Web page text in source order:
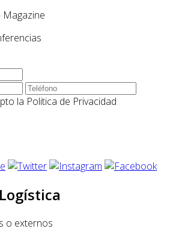
la Politica de Privacidad